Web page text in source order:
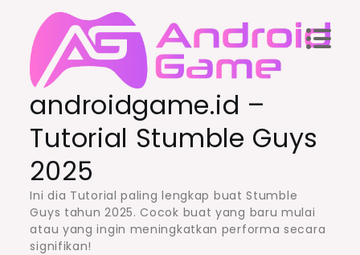
content
androidgame.id –
Tutorial Stumble Guys
2025
Ini dia Tutorial paling lengkap buat Stumble
Guys tahun 2025. Cocok buat yang baru mulai
atau yang ingin meningkatkan performa secara
signifikan!